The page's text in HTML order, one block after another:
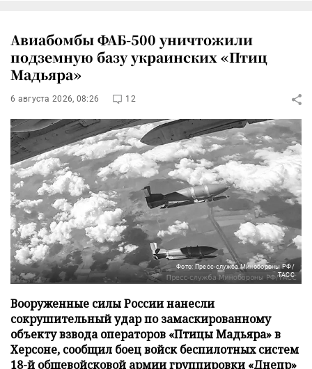
Авиабомбы ФАБ-500 уничтожили
подземную базу украинских «Птиц
Мадьяра»
6 августа 2026, 08:26 12
Фото: Пресс-служба Минобороны РФ/
ТАСС
Вооруженные силы России нанесли
сокрушительный удар по замаскированному
объекту взвода операторов «Птицы Мадьяра» в
Херсоне, сообщил боец войск беспилотных систем
18-й общевойсковой армии группировки «Днепр»